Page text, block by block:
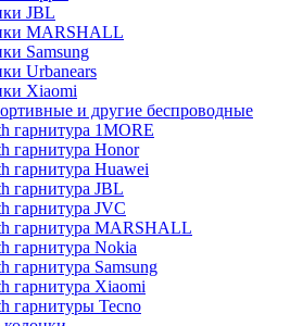
JBL
MARSHALL
Samsung
Urbanears
Xiaomi
и другие беспроводные
гарнитура 1MORE
гарнитура Honor
гарнитура Huawei
гарнитура JBL
гарнитура JVC
гарнитура MARSHALL
гарнитура Nokia
гарнитура Samsung
гарнитура Xiaomi
гарнитуры Tecno